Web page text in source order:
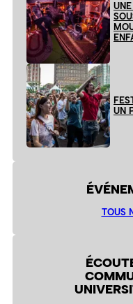
UN
TOUS